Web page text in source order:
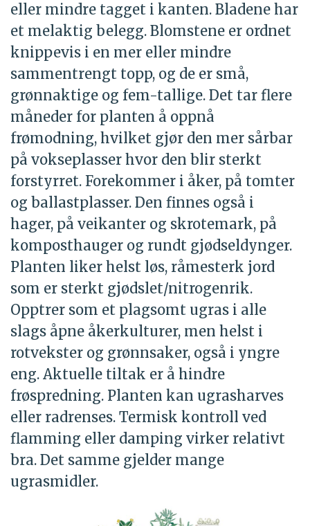
eller mindre tagget i kanten. Bladene har
et melaktig belegg. Blomstene er ordnet
knippevis i en mer eller mindre
sammentrengt topp, og de er små,
grønnaktige og fem-tallige. Det tar flere
måneder for planten å oppnå
frømodning, hvilket gjør den mer sårbar
på vokseplasser hvor den blir sterkt
forstyrret. Forekommer i åker, på tomter
og ballastplasser. Den finnes også i
hager, på veikanter og skrotemark, på
komposthauger og rundt gjødseldynger.
Planten liker helst løs, råmesterk jord
som er sterkt gjødslet/nitrogenrik.
Opptrer som et plagsomt ugras i alle
slags åpne åkerkulturer, men helst i
rotvekster og grønnsaker, også i yngre
eng. Aktuelle tiltak er å hindre
frøspredning. Planten kan ugrasharves
eller radrenses. Termisk kontroll ved
flamming eller damping virker relativt
bra. Det samme gjelder mange
ugrasmidler.